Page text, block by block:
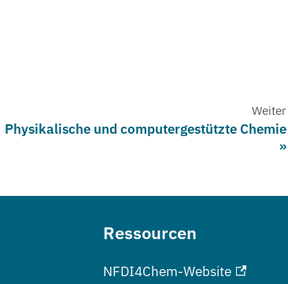
Weiter
Physikalische und computergestützte Chemie
Ressourcen
NFDI4Chem-Website